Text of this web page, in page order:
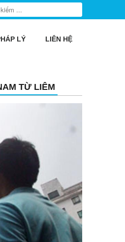
LÝ LIÊN HỆ
TỪ LIÊM